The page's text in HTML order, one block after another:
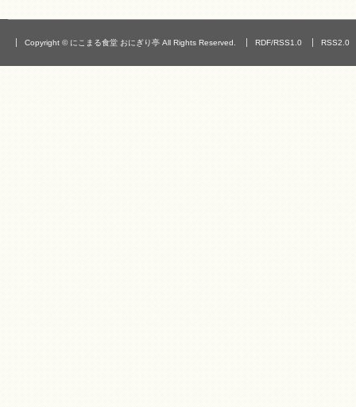
Copyright © にこまる食堂 おにぎり亭 All Rights Reserved. RDF/RSS1.0 RSS2.0